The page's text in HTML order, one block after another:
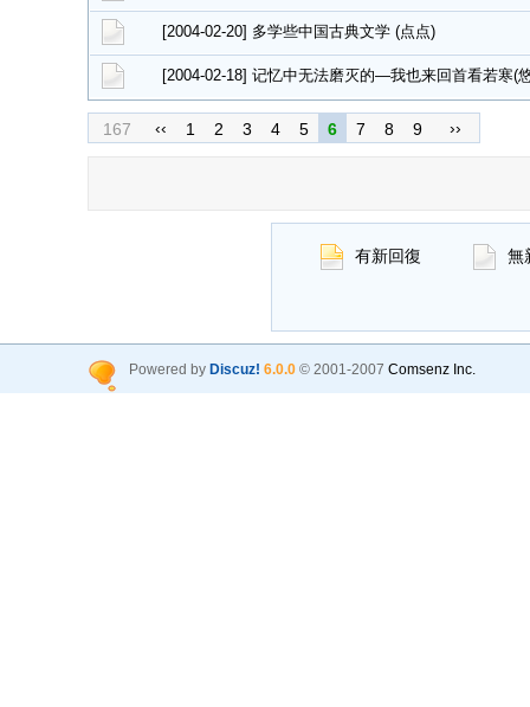
[2004-02-20] 多学些中国古典文学 (点点)
[2004-02-18] 记忆中无法磨灭的—我也来回首看若寒(
167 ‹‹ 1 2 3 4 5 6 7 8 9 ››
有新回復 無
Powered by Discuz! 6.0.0© 2001-2007 Comsenz Inc.